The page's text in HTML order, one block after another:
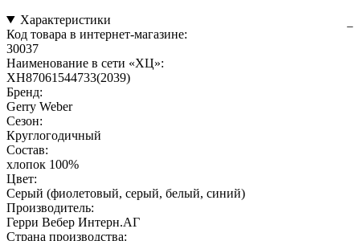
Характеристики
Код товара в интернет-магазине:
30037
Наименование в сети «ХЦ»:
XH87061544733(2039)
Бренд:
Gerry Weber
Сезон:
Круглогодичный
Состав:
хлопок 100%
Цвет:
Серый (фиолетовый, серый, белый, синий)
Производитель:
Герри Вебер Интерн.АГ
Страна производства: